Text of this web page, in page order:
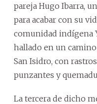
pareja Hugo Ibarra,
para acabar con su
comunidad indígena
hallado en un
San Isidro, con
punzantes y
La tercera de dicho